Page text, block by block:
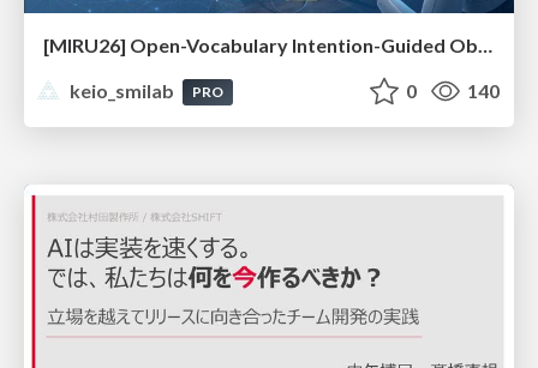
[MIRU26] Open-Vocabulary Intention-Guided Object Detection in Diverse Scenes
keio_smilab
PRO 0 140